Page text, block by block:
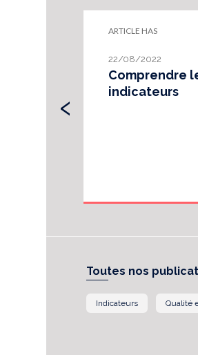
ARTICLE HAS
22/08/2022
Comprendre
indicateurs
‹
Toutes nos
Indicateurs Qualité